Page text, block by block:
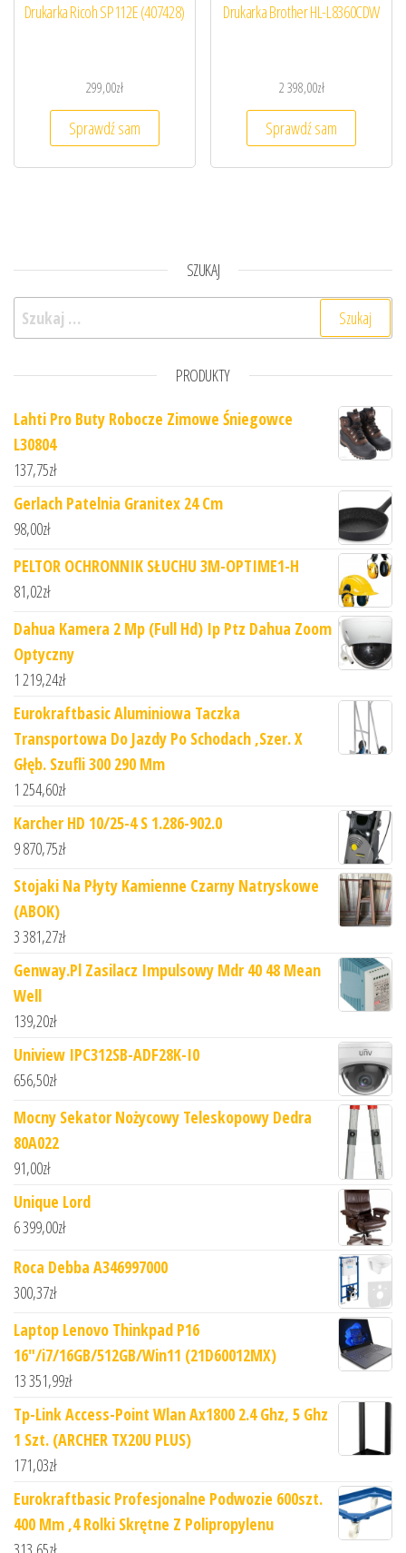
Drukarka Ricoh SP112E (407428)
299,00zł
Sprawdź sam
Drukarka Brother HL-L8360CDW
2 398,00zł
Sprawdź sam
SZUKAJ
Szukaj:
PRODUKTY
Lahti Pro Buty Robocze Zimowe Śniegowce
L30804
137,75zł
Gerlach Patelnia Granitex 24 Cm
98,00zł
PELTOR OCHRONNIK SŁUCHU 3M-OPTIME1-H
81,02zł
Dahua Kamera 2 Mp (Full Hd) Ip Ptz Dahua Zoom
Optyczny
1 219,24zł
Eurokraftbasic Aluminiowa Taczka
Transportowa Do Jazdy Po Schodach ,Szer. X
Głęb. Szufli 300 290 Mm
1 254,60zł
Karcher HD 10/25-4 S 1.286-902.0
9 870,75zł
Stojaki Na Płyty Kamienne Czarny Natryskowe
(ABOK)
3 381,27zł
Genway.Pl Zasilacz Impulsowy Mdr 40 48 Mean
Well
139,20zł
Uniview IPC312SB-ADF28K-I0
656,50zł
Mocny Sekator Nożycowy Teleskopowy Dedra
80A022
91,00zł
Unique Lord
6 399,00zł
Roca Debba A346997000
300,37zł
Laptop Lenovo Thinkpad P16
16"/i7/16GB/512GB/Win11 (21D60012MX)
13 351,99zł
Tp-Link Access-Point Wlan Ax1800 2.4 Ghz, 5 Ghz
1 Szt. (ARCHER TX20U PLUS)
171,03zł
Eurokraftbasic Profesjonalne Podwozie 600szt.
400 Mm ,4 Rolki Skrętne Z Polipropylenu